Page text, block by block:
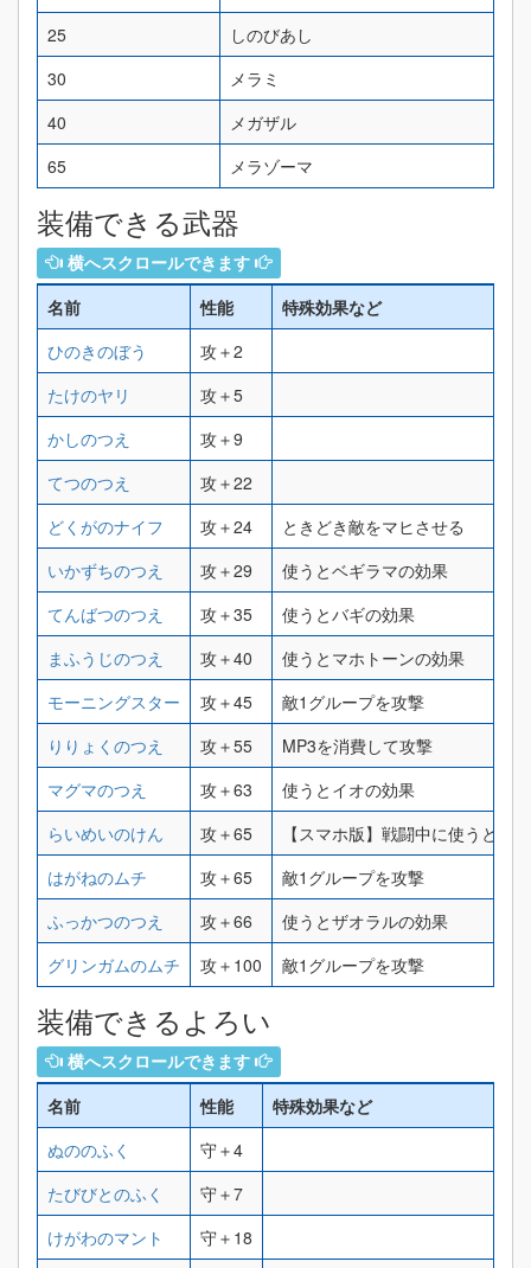
25
しのびあし
30
メラミ
40
メガザル
65
メラゾーマ
装備できる武器
横へスクロールできます
名前 性能
特殊効果など
ひのきのぼう
攻＋2
たけのヤリ
攻＋5
かしのつえ
攻＋9
てつのつえ
攻＋22
どくがのナイフ
攻＋24
ときどき敵をマヒさせる
いかずちのつえ
攻＋29
使うとベギラマの効果
てんばつのつえ
攻＋35
使うとバギの効果
まふうじのつえ
攻＋40
使うとマホトーンの効果
モーニングスター
攻＋45
敵1グループを攻撃
りりょくのつえ
攻＋55
MP3を消費して攻撃
マグマのつえ
攻＋63
使うとイオの効果
らいめいのけん
攻＋65
【スマホ版】戦闘中に使うと敵
はがねのムチ
攻＋65
敵1グループを攻撃
ふっかつのつえ
攻＋66
使うとザオラルの効果
グリンガムのムチ
攻＋100 敵1グループを攻撃
装備できるよろい
横へスクロールできます
名前 性能
特殊効果など
ぬののふく
守＋4
たびびとのふく
守＋7
けがわのマント
守＋18